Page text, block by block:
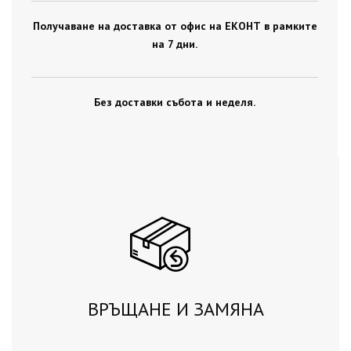
Получаване на доставка от офис на ЕКОНТ в рамките
на 7 дни.
Без доставки събота и неделя.
ВРЪЩАНЕ И ЗАМЯНА